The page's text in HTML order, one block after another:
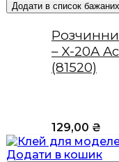
Додати в список бажаних
– X-20A
(81520)
129,00 ₴
Додати в кошик